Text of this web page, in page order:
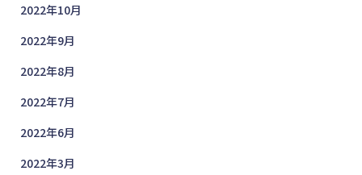
2022年10月
2022年9月
2022年8月
2022年7月
2022年6月
2022年3月